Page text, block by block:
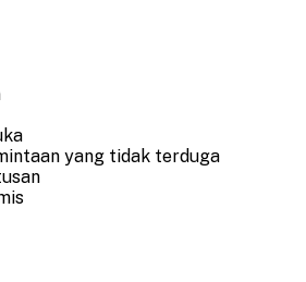
yang tidak terduga